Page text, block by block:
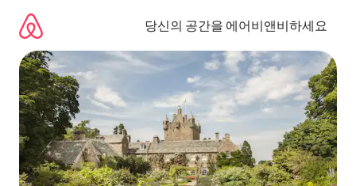
당신의 공간을 에어비앤비하세요